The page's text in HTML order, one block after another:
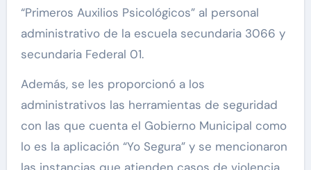
“Primeros Auxilios Psicológicos” al personal
administrativo de la escuela secundaria 3066 y
secundaria Federal 01.
Además, se les proporcionó a los
administrativos las herramientas de seguridad
con las que cuenta el Gobierno Municipal como
lo es la aplicación “Yo Segura” y se mencionaron